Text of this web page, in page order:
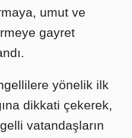
umut ve
gayret
yönelik ilk
dikkati çekerek,
vatandaşların